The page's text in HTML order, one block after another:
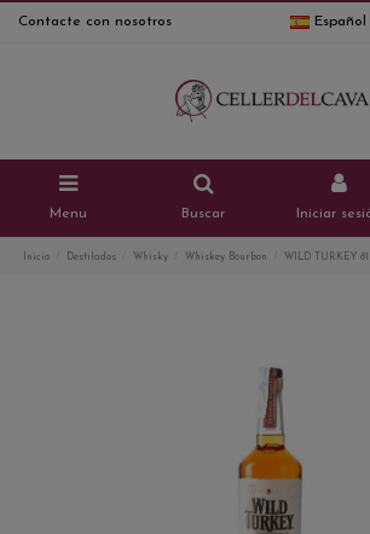
Contacte con nosotros Español
Menu Buscar Iniciar
Inicio Destilados Whisky Whiskey Bourbon WILD TURKEY 81